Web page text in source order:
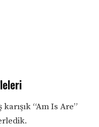
karışık “Am Is Are”